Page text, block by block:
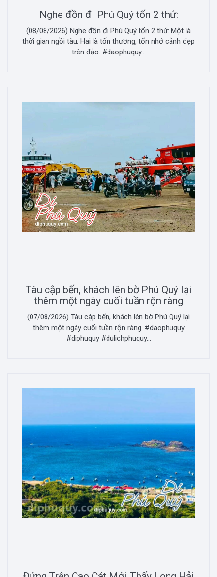
Nghe đồn đi Phú Quý tốn 2 thứ:
(08/08/2026) Nghe đồn đi Phú Quý tốn 2 thứ: Một là
thời gian ngồi tàu. Hai là tốn thương, tốn nhớ cảnh đẹp
trên đảo. #daophuquy...
Tàu cập bến, khách lên bờ Phú Quý lại
thêm một ngày cuối tuần rộn ràng
(07/08/2026) Tàu cập bến, khách lên bờ Phú Quý lại
thêm một ngày cuối tuần rộn ràng. #daophuquy
#diphuquy #dulichphuquy...